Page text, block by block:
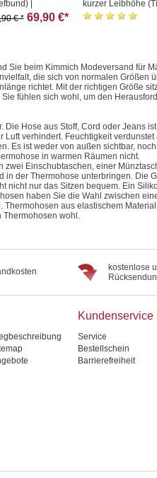
|
€ *69,90 €*
kurzer Leibhöhe
oliv
Sie beim Kimmich Modeversand für
die sich von normalen Größen
richtet. Mit der richtigen Größe
fühlen sich wohl, um den
Hose aus Stoff, Cord oder Jeans
verhindert. Feuchtigkeit
Es ist weder von außen sichtbar,
in warmen Räumen nicht.
zwei Einschubtaschen, einer
der Thermohose unterbringen. Die
nicht nur das Sitzen bequem. Ein
haben Sie die Wahl zwischen
aus elastischem
Thermohosen wohl.
kostenlose
Kundenservice
Service
Bestellschein
Barrierefreiheit